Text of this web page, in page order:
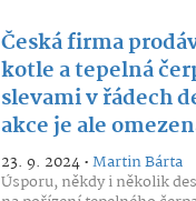
Česká firma
kotle a tepelná
slevami v řádech
akce je ale
23. 9. 2024 •Martin Bárta
Úsporu, někdy i několik